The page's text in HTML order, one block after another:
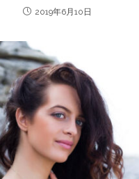
2019年6月10日